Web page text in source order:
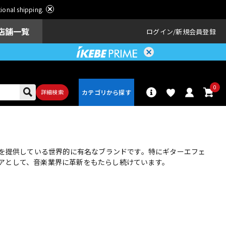
shipping.
舗一覧 ログイン 新規会員登録
詳細検索
0
ン
供している世界的に有名なブランドです。特にギターエフェ
して、音楽業界に革新をもたらし続けています。